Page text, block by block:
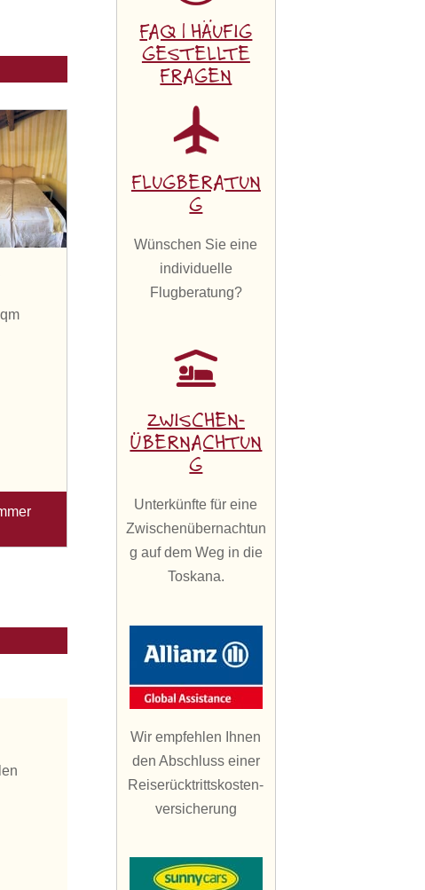
FAQ | HÄUFIG
GESTELLTE
FRAGEN
FLUGBERATUN
G
Wünschen Sie eine
individuelle
Flugberatung?
ZWISCHEN-
ÜBERNACHTUN
G
Unterkünfte für eine
Zwischenübernachtun
g auf dem Weg in die
Toskana.
Wir empfehlen Ihnen
den Abschluss einer
Reiserücktrittskosten-
versicherung